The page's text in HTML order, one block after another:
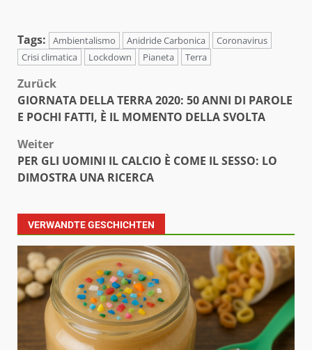
Tags: Ambientalismo Anidride Carbonica
Coronavirus
Crisi climatica
Lockdown Pianeta Terra
Beitragsnavigation
Zurück
GIORNATA DELLA TERRA 2020: 50 ANNI DI PAROLE
E POCHI FATTI, È IL MOMENTO DELLA SVOLTA
Weiter
PER GLI UOMINI IL CALCIO È COME IL SESSO: LO
DIMOSTRA UNA RICERCA
VERWANDTE GESCHICHTEN